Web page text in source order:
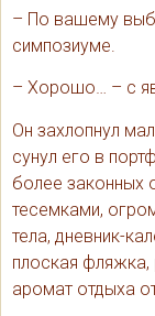
– По вашему
симпозиуме.
– Хорошо… – с
Он захлопнул
сунул его в
более законных
тесемками,
тела, дневник-
плоская
аромат отдыха